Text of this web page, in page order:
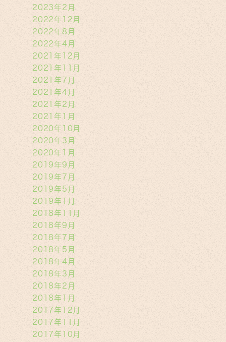
2023年2月
2022年12月
2022年8月
2022年4月
2021年12月
2021年11月
2021年7月
2021年4月
2021年2月
2021年1月
2020年10月
2020年3月
2020年1月
2019年9月
2019年7月
2019年5月
2019年1月
2018年11月
2018年9月
2018年7月
2018年5月
2018年4月
2018年3月
2018年2月
2018年1月
2017年12月
2017年11月
2017年10月